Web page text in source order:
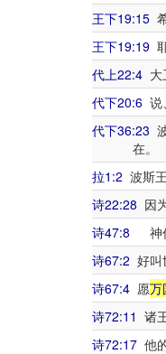
王下19:15
王下19:19
代上22:4
代下20:6
代下36:23
在。
拉1:2 波斯
诗22:28 因
诗47:8 神
诗67:2 好叫
诗67:4 愿万
诗72:11 诸
诗72:17 他